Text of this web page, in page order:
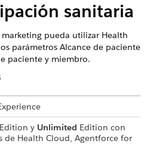
sanitaria
pueda utilizar Health
parámetros Alcance de paciente
paciente y miembro.
Edition y Unlimited Edition con
de Health Cloud, Agentforce for